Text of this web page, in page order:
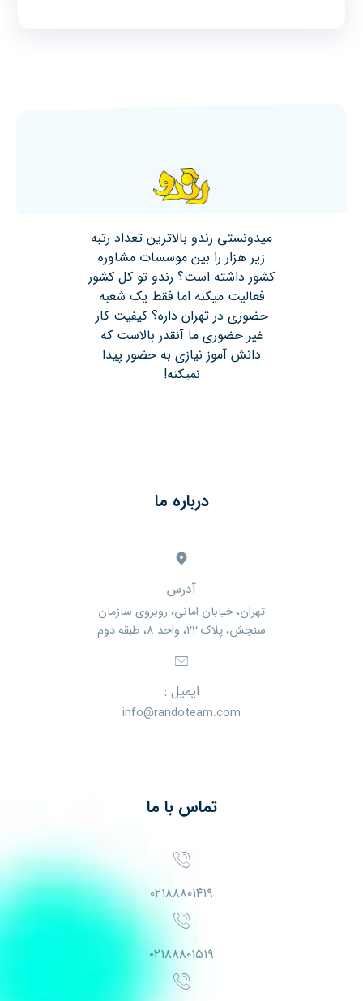
میدونستی رندو بالاترین تعداد رتبه
زیر هزار را بین موسسات مشاوره
کشور داشته است؟ رندو تو کل کشور
فعالیت میکنه اما فقط یک شعبه
حضوری در تهران داره؟ کیفیت کار
غیر حضوری ما آنقدر بالاست که
دانش آموز نیازی به حضور پیدا
نمیکنه!
درباره ما
آدرس
تهران، خیابان امانی، روبروی سازمان
سنجش، پلاک ۲۲، واحد ۸، طبقه دوم
ایمیل :
info@randoteam.com
تماس با ما
۰۲۱۸۸۸۰۱۴۱۹
۰۲۱۸۸۸۰۱۵۱۹